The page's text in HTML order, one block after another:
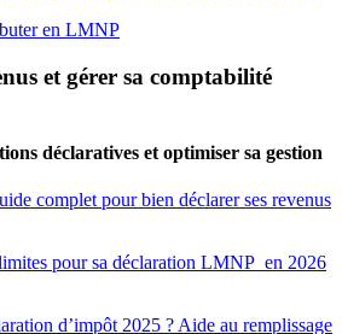
en LMNP
et gérer sa comptabilité
déclaratives et optimiser sa gestion
complet pour bien déclarer ses revenus
pour sa déclaration LMNP en 2026
d’impôt 2025 ? Aide au remplissage